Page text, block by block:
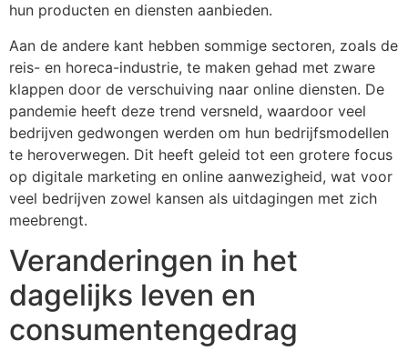
hun producten en diensten aanbieden.
Aan de andere kant hebben sommige sectoren, zoals de
reis- en horeca-industrie, te maken gehad met zware
klappen door de verschuiving naar online diensten. De
pandemie heeft deze trend versneld, waardoor veel
bedrijven gedwongen werden om hun bedrijfsmodellen
te heroverwegen. Dit heeft geleid tot een grotere focus
op digitale marketing en online aanwezigheid, wat voor
veel bedrijven zowel kansen als uitdagingen met zich
meebrengt.
Veranderingen in het
dagelijks leven en
consumentengedrag